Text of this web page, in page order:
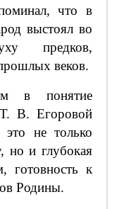
что в
выстоял во
предков,
веков.
в понятие
Т. В. Егоровой
это не только
но и глубокая
готовность к
Родины.